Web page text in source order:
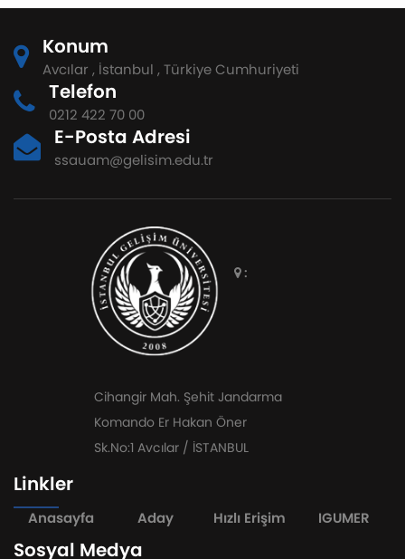
Konum
Avcılar , İstanbul , Türkiye Cumhuriyeti
Telefon
0212 422 70 00
E-Posta Adresi
ssauam@gelisim.edu.tr
:
Cihangir Mah. Şehit Jandarma
Komando Er Hakan Öner
Sk.No:1 Avcılar / İSTANBUL
Linkler
Anasayfa Aday Hızlı Erişim IGUMER
Sosyal Medya